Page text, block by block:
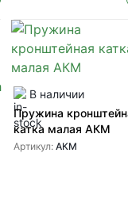
В наличии
Пружина
катка малая АКМ
Артикул:АКМ